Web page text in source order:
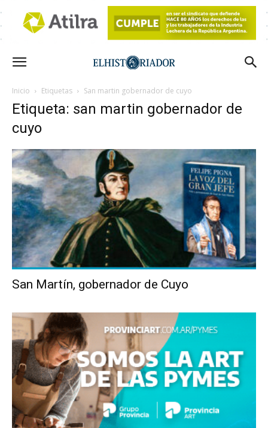
Inicio Etiquetas San martin gobernador de cuyo
Etiqueta: san martin gobernador de
cuyo
San Martín, gobernador de Cuyo